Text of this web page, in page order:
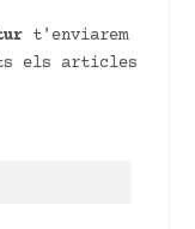
t'enviarem
els articles